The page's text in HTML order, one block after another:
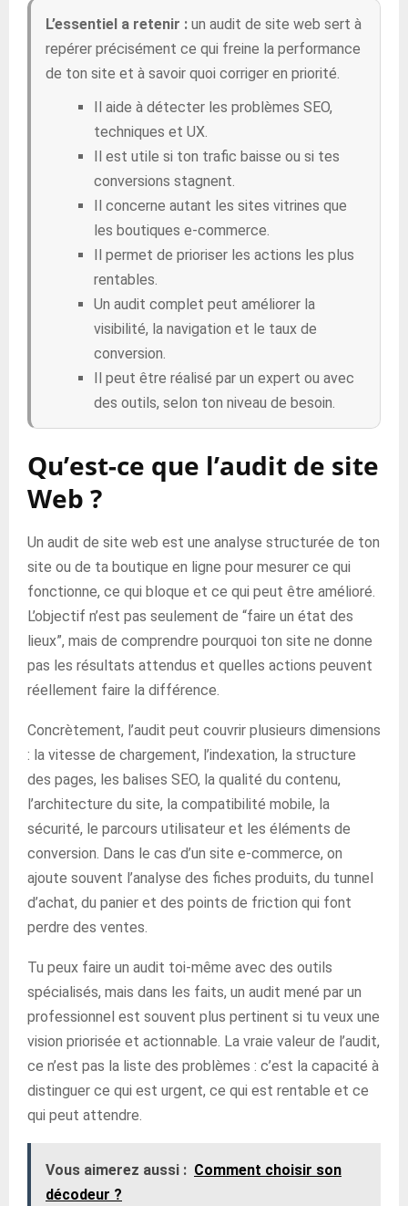
L’essentiel a retenir : un audit de site web sert à
repérer précisément ce qui freine la performance
de ton site et à savoir quoi corriger en priorité.
Il aide à détecter les problèmes SEO,
techniques et UX.
Il est utile si ton trafic baisse ou si tes
conversions stagnent.
Il concerne autant les sites vitrines que
les boutiques e-commerce.
Il permet de prioriser les actions les plus
rentables.
Un audit complet peut améliorer la
visibilité, la navigation et le taux de
conversion.
Il peut être réalisé par un expert ou avec
des outils, selon ton niveau de besoin.
Qu’est-ce que l’audit de site
Web ?
Un audit de site web est une analyse structurée de ton
site ou de ta boutique en ligne pour mesurer ce qui
fonctionne, ce qui bloque et ce qui peut être amélioré.
L’objectif n’est pas seulement de “faire un état des
lieux”, mais de comprendre pourquoi ton site ne donne
pas les résultats attendus et quelles actions peuvent
réellement faire la différence.
Concrètement, l’audit peut couvrir plusieurs dimensions
: la vitesse de chargement, l’indexation, la structure
des pages, les balises SEO, la qualité du contenu,
l’architecture du site, la compatibilité mobile, la
sécurité, le parcours utilisateur et les éléments de
conversion. Dans le cas d’un site e-commerce, on
ajoute souvent l’analyse des fiches produits, du tunnel
d’achat, du panier et des points de friction qui font
perdre des ventes.
Tu peux faire un audit toi-même avec des outils
spécialisés, mais dans les faits, un audit mené par un
professionnel est souvent plus pertinent si tu veux une
vision priorisée et actionnable. La vraie valeur de l’audit,
ce n’est pas la liste des problèmes : c’est la capacité à
distinguer ce qui est urgent, ce qui est rentable et ce
qui peut attendre.
Vous aimerez aussi : Comment choisir son
décodeur ?